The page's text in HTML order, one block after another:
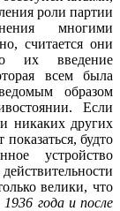
роли партии
многими
считается они
их введение
всем была
образом
Если
никаких других
будто
устройство
велики, что
года и после